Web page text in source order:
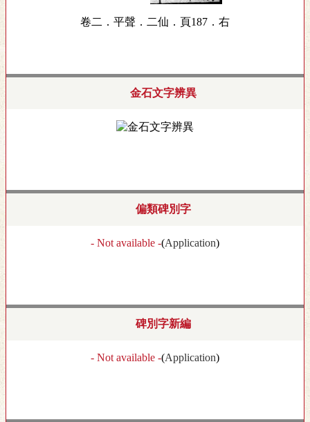
卷二．平聲．二仙．頁187．右
金石文字辨異
偏類碑別字
- Not available -(Application)
碑別字新編
- Not available -(Application)